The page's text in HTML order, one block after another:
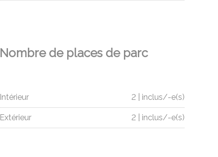
Nombre de places de parc
Intérieur 2 | inclus/-e(s)
Extérieur 2 | inclus/-e(s)